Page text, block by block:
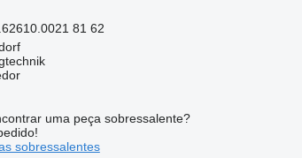
81 62
uma peça sobressalente?
sobressalentes